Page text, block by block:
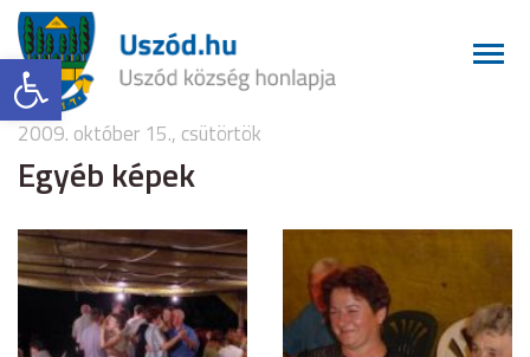
Eszköztár megnyitása
2009. október 15., csütörtök
Egyéb képek